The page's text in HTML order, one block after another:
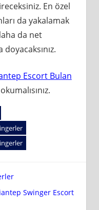
En özel
da yakalamak
da net
Escort Bulan
Swinger Escort